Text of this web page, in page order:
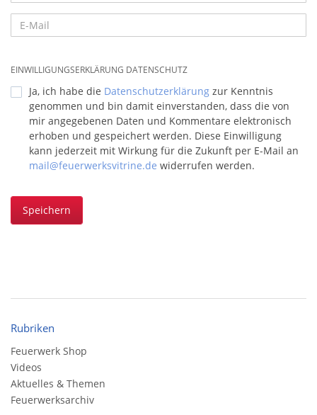
EINWILLIGUNGSERKLÄRUNG DATENSCHUTZ
Ja, ich habe die Datenschutzerklärung zur Kenntnis
genommen und bin damit einverstanden, dass die von
mir angegebenen Daten und Kommentare elektronisch
erhoben und gespeichert werden. Diese Einwilligung
kann jederzeit mit Wirkung für die Zukunft per E-Mail an
mail@feuerwerksvitrine.de widerrufen werden.
Speichern
Rubriken
Feuerwerk Shop
Videos
Aktuelles & Themen
Feuerwerksarchiv